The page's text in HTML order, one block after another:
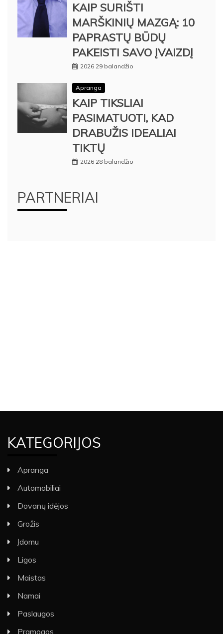
KAIP SURIŠTI
MARŠKINIŲ MAZGĄ: 10
PAPRASTŲ BŪDŲ
PAKEISTI SAVO ĮVAIZDĮ
2026 29 balandžio
Apranga
KAIP TIKSLIAI
PASIMATUOTI, KAD
DRABUŽIS IDEALIAI
TIKTŲ
2026 28 balandžio
PARTNERIAI
KATEGORIJOS
Apranga
Automobiliai
Dovanų idėjos
Grožis
Įdomu
Ligos
Maistas
Namai
Paslaugos
Pramogos